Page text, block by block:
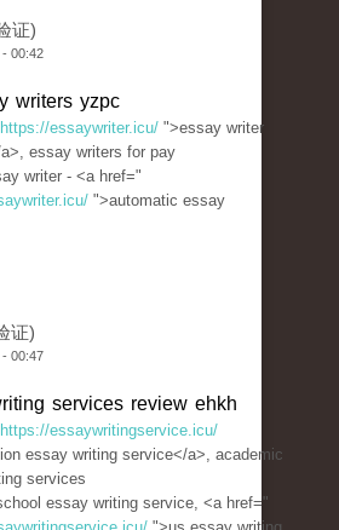
证)
00:42
writers yzpc
https://essaywriter.icu/ ">essay writer
essay writers for pay
writer - <a href="
">automatic essay
证)
00:47
services review ehkh
https://essaywritingservice.icu/
essay writing service</a>, academic
services
essay writing service, <a href="